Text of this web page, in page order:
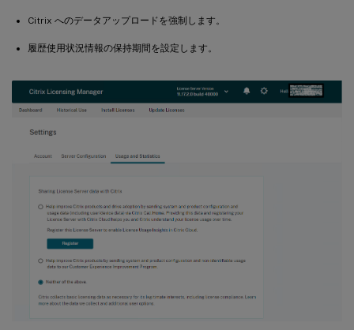
Citrix へのデータアップロードを強制します。
履歴使用状況情報の保持期間を設定します。